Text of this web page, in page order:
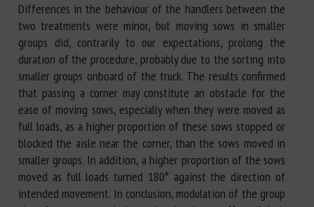
Differences in the behaviour of the handlers between the
two treatments were minor, but moving sows in smaller
groups did, contrarily to our expectations, prolong the
duration of the procedure, probably due to the sorting into
smaller groups onboard of the truck. The results confirmed
that passing a corner may constitute an obstacle for the
ease of moving sows, especially when they were moved as
full loads, as a higher proportion of these sows stopped or
blocked the aisle near the corner, than the sows moved in
smaller groups. In addition, a higher proportion of the sows
moved as full loads turned 180° against the direction of
intended movement. In conclusion, modulation of the group